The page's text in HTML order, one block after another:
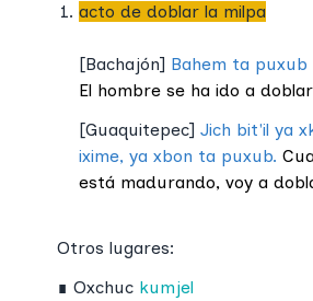
acto de doblar la milpa
[Bachajón] Bahem ta puxub
El hombre se ha ido a
[Guaquitepec] Jich bit'il ya
ixime, ya xbon ta puxub.
está madurando, voy a
Otros lugares:
∎ Oxchuc kumjel